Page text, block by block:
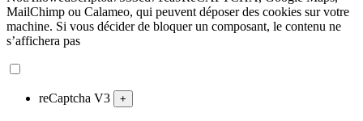
MailChimp ou Calameo, qui peuvent déposer des cookies sur votre
machine. Si vous décider de bloquer un composant, le contenu ne
s’affichera pas
reCaptcha V3 +